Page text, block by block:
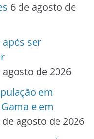
6 de agosto de
ser
agosto de 2026
em
e em
de agosto de 2026